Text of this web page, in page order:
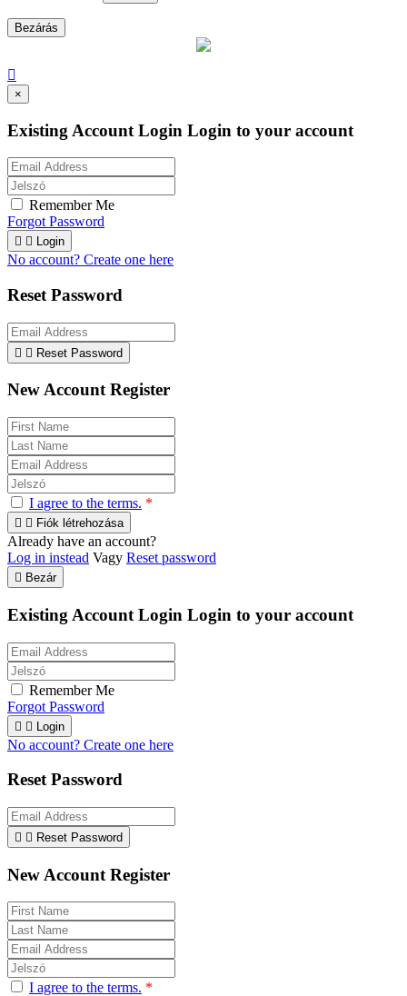
Bezárás

×
Existing Account Login Login to your account
Remember Me
Forgot Password
  Login
No account? Create one here
Reset Password
  Reset Password
New Account Register
I agree to the terms. *
  Fiók létrehozása
Already have an account?
Log in instead Vagy Reset password
 Bezár
Existing Account Login Login to your account
Remember Me
Forgot Password
  Login
No account? Create one here
Reset Password
  Reset Password
New Account Register
I agree to the terms. *